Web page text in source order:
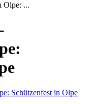
Olpe: ...